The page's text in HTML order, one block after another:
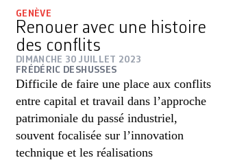
GENÈVE
Renouer avec une histoire
des conflits
DIMANCHE 30 JUILLET 2023
FRÉDÉRIC DESHUSSES
Difficile de faire une place aux conflits
entre capital et travail dans l’approche
patrimoniale du passé industriel,
souvent focalisée sur l’innovation
technique et les réalisations